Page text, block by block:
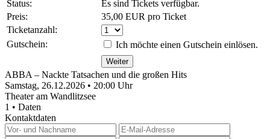
Status:
Es sind Tickets verfügbar.
Preis:
35,00 EUR pro Ticket
Ticketanzahl:
Gutschein:
Ich möchte einen Gutschein einlösen.
ABBA – Nackte Tatsachen und die großen Hits
Samstag, 26.12.2026 • 20:00 Uhr
Theater am Wandlitzsee
1 • Daten
Kontaktdaten